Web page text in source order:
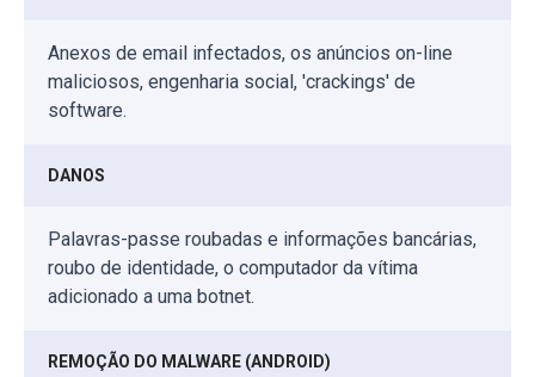
Anexos de email infectados, os anúncios on-line
maliciosos, engenharia social, 'crackings' de
software.
DANOS
Palavras-passe roubadas e informações bancárias,
roubo de identidade, o computador da vítima
adicionado a uma botnet.
REMOÇÃO DO MALWARE (ANDROID)